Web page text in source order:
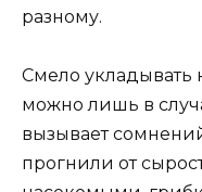
разному.
Смело укладывать
можно лишь в
вызывает
прогнили от